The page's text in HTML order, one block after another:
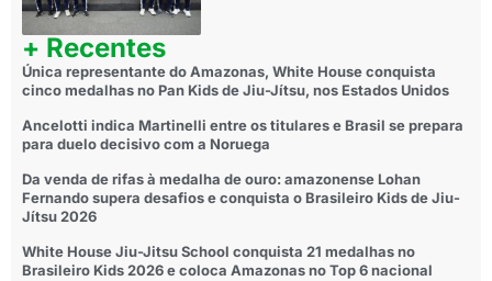
+ Recentes
Única representante do Amazonas, White House conquista
cinco medalhas no Pan Kids de Jiu-Jítsu, nos Estados Unidos
Ancelotti indica Martinelli entre os titulares e Brasil se prepara
para duelo decisivo com a Noruega
Da venda de rifas à medalha de ouro: amazonense Lohan
Fernando supera desafios e conquista o Brasileiro Kids de Jiu-
Jítsu 2026
White House Jiu-Jitsu School conquista 21 medalhas no
Brasileiro Kids 2026 e coloca Amazonas no Top 6 nacional